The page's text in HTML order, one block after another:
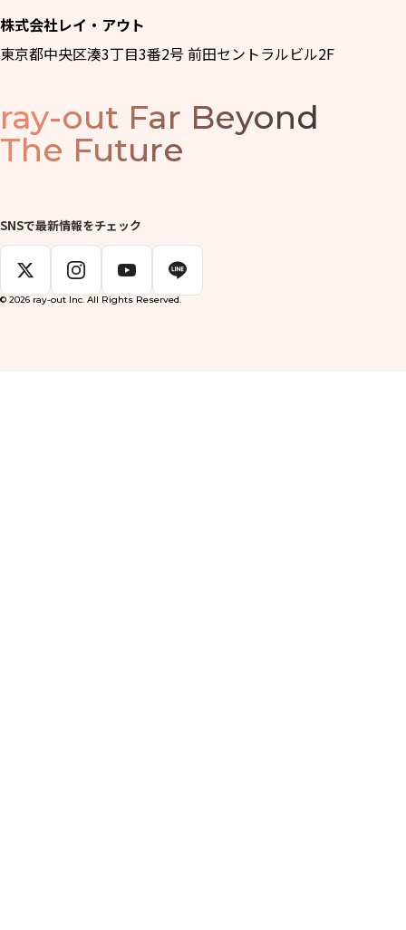
株式会社レイ・アウト
東京都中央区湊3丁目3番2号 前田セントラルビル2F
ray-out Far Beyond
The Future
SNSで最新情報をチェック
© 2026 ray-out Inc. All Rights Reserved.